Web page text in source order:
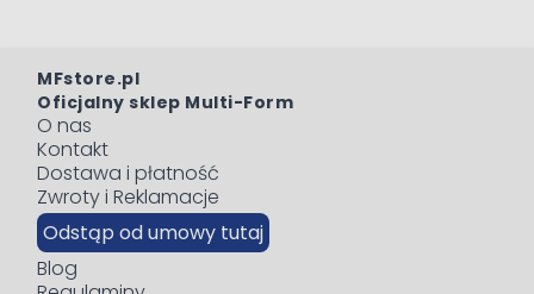
MFstore.pl
Oficjalny sklep Multi-Form
O nas
Kontakt
Dostawa i płatność
Zwroty i Reklamacje
Odstąp od umowy tutaj
Blog